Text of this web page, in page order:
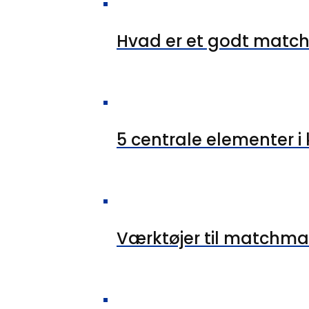
Hvad er et godt
5 centrale elementer i
Værktøjer til